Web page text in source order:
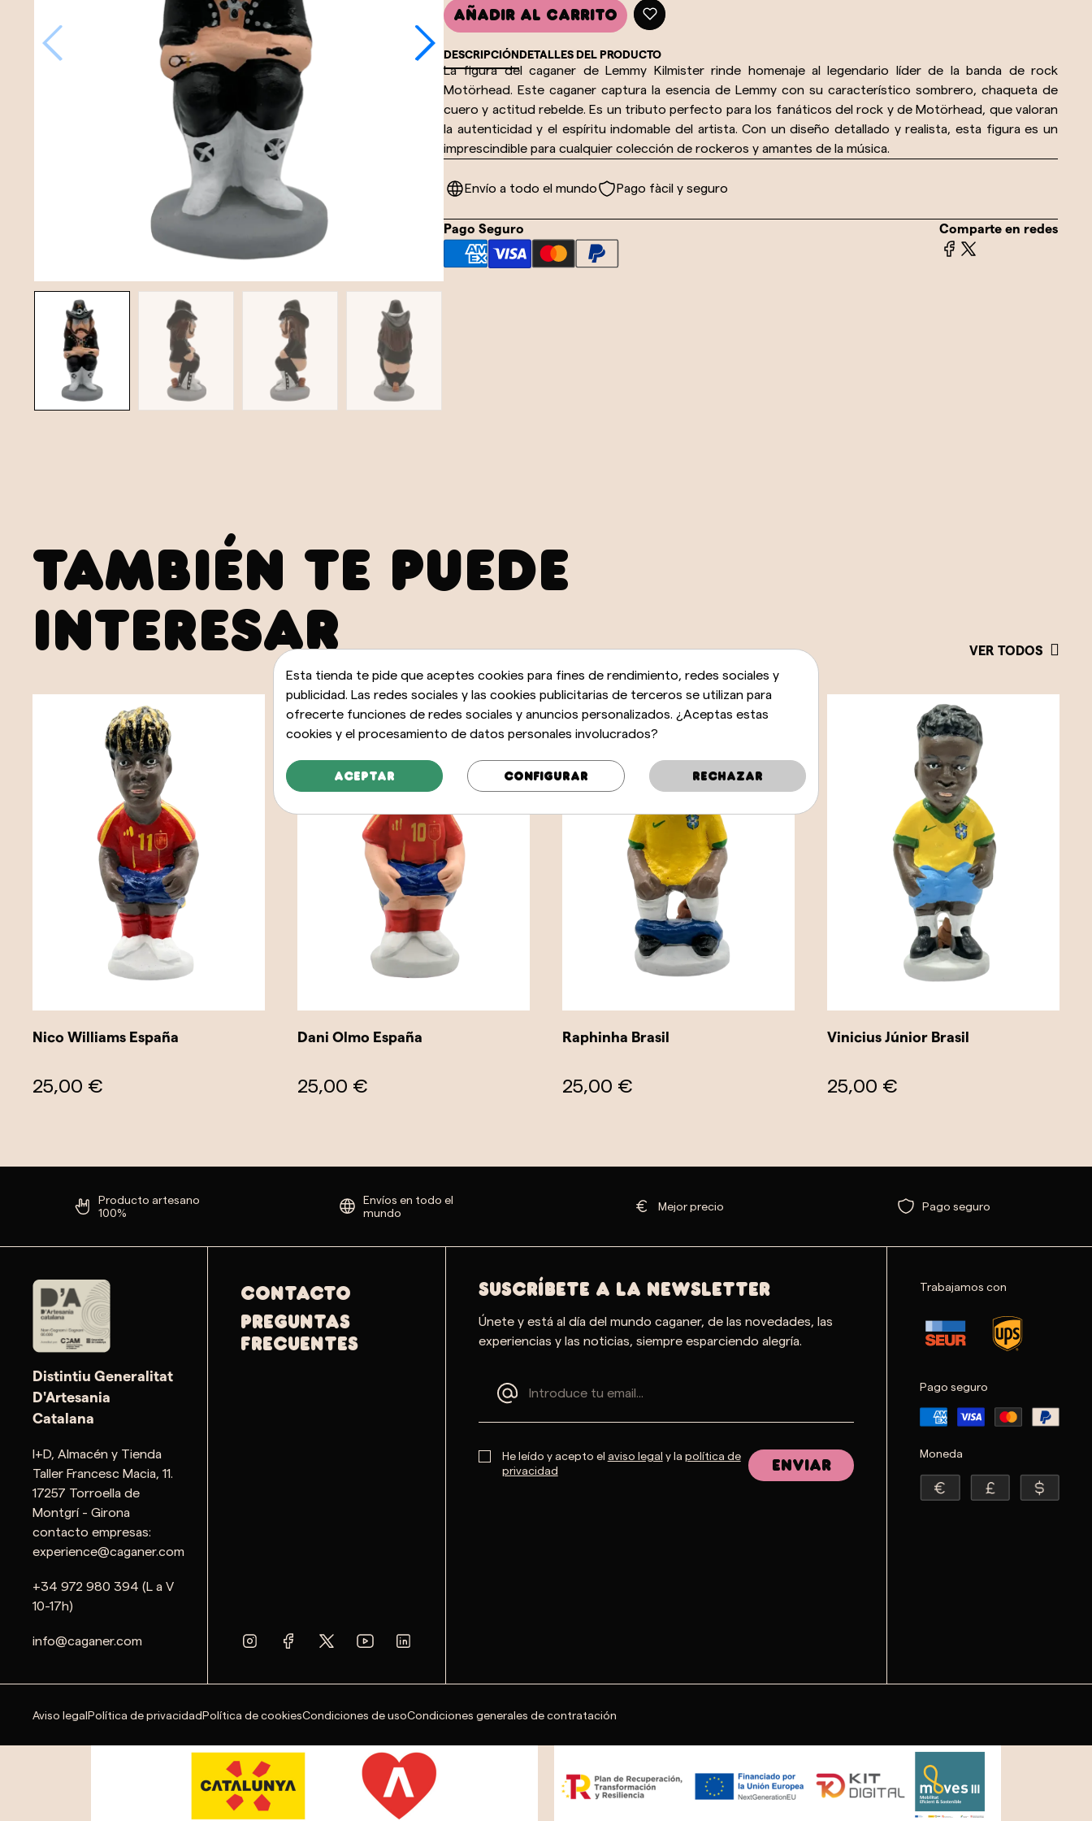
Añadir al carrito
DESCRIPCIÓNDETALLES DEL PRODUCTO
La figura del caganer de Lemmy Kilmister rinde homenaje al legendario líder de la banda de rock
Motörhead. Este caganer captura la esencia de Lemmy con su característico sombrero, chaqueta de
cuero y actitud rebelde. Es un tributo perfecto para los fanáticos del rock y de Motörhead, que valoran
la autenticidad y el espíritu indomable del artista. Con un diseño detallado y realista, esta figura es un
imprescindible para cualquier colección de rockeros y amantes de la música.
Envío a todo el mundo Pago fàcil y seguro
Pago Seguro Comparte en redes
TAMBIÉN TE PUEDE
INTERESAR
VER TODOS
Nico Williams España
25,00 €
Dani Olmo España
25,00 €
Raphinha Brasil
25,00 €
Vinicius Júnior Brasil
25,00 €
Producto artesano
100%
Envíos en todo el
mundo
Mejor precio Pago seguro
Distintiu Generalitat
D'Artesania
Catalana
I+D, Almacén y Tienda
Taller Francesc Macia, 11.
17257 Torroella de
Montgrí - Girona
contacto empresas:
experience@caganer.com
+34 972 980 394 (L a V
10-17h)
info@caganer.com
Contacto
PREGUNTAS
FRECUENTES
SUSCRÍBETE A LA NEWSLETTER
Únete y está al día del mundo caganer, de las novedades, las
experiencias y las noticias, siempre esparciendo alegría.
He leído y acepto el aviso legal y la política de
privacidad
Enviar
Trabajamos con
Pago seguro
Moneda
Aviso legalPolítica de privacidadPolítica de cookiesCondiciones de usoCondiciones generales de contratación
Esta tienda te pide que aceptes cookies para fines de rendimiento, redes sociales y
publicidad. Las redes sociales y las cookies publicitarias de terceros se utilizan para
ofrecerte funciones de redes sociales y anuncios personalizados. ¿Aceptas estas
cookies y el procesamiento de datos personales involucrados?
Aceptar Configurar Rechazar